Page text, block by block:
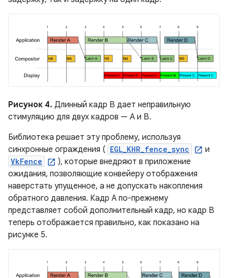
Рисунок 4. Длинный кадр B дает неправильную
стимуляцию для двух кадров — A и B.
Библиотека решает эту проблему, используя
синхронные ограждения ( EGL_KHR_fence_sync и
VkFence
), которые внедряют в приложение
ожидания, позволяющие конвейеру отображения
наверстать упущенное, а не допускать накопления
обратного давления. Кадр A по-прежнему
представляет собой дополнительный кадр, но кадр B
теперь отображается правильно, как показано на
рисунке 5.